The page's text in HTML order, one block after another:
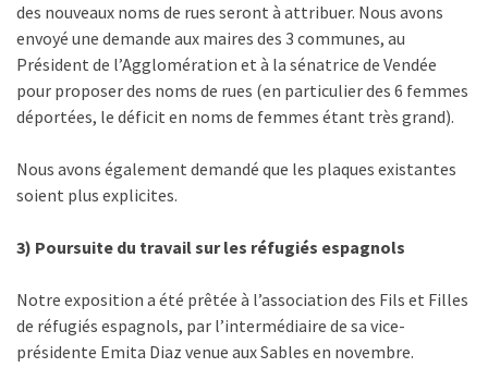
des nouveaux noms de rues seront à attribuer. Nous avons
envoyé une demande aux maires des 3 communes, au
Président de l’Agglomération et à la sénatrice de Vendée
pour proposer des noms de rues (en particulier des 6 femmes
déportées, le déficit en noms de femmes étant très grand).
Nous avons également demandé que les plaques existantes
soient plus explicites.
3) Poursuite du travail sur les réfugiés espagnols
Notre exposition a été prêtée à l’association des Fils et Filles
de réfugiés espagnols, par l’intermédiaire de sa vice-
présidente Emita Diaz venue aux Sables en novembre.